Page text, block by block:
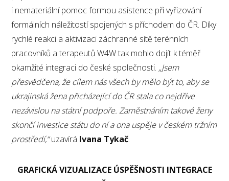
i nemateriální pomoc formou asistence při vyřizování
formálních náležitostí spojených s příchodem do ČR. Díky
rychlé reakci a aktivizaci záchranné sítě terénních
pracovníků a terapeutů W4W tak mohlo dojít k téměř
okamžité integraci do české společnosti. „Jsem
přesvědčena, že cílem nás všech by mělo být to, aby se
ukrajinská žena přicházející do ČR stala co nejdříve
nezávislou na státní podpoře. Zaměstnáním takové ženy
skončí investice státu do ní a ona uspěje v českém tržním
prostředí,“uzavírá Ivana Tykač.
GRAFICKÁ VIZUALIZACE ÚSPĚŠNOSTI INTEGRACE